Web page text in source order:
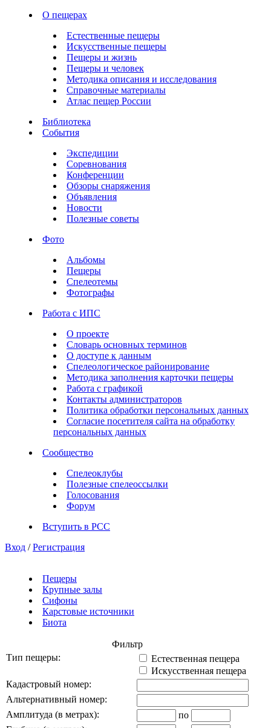
О пещерах
Естественные пещеры
Искусственные пещеры
Пещеры и жизнь
Пещеры и человек
Методика описания и исследования
Справочные материалы
Атлас пещер России
Библиотека
События
Экспедиции
Соревнования
Конференции
Обзоры снаряжения
Объявления
Новости
Полезные советы
Фото
Альбомы
Пещеры
Спелеотемы
Фотографы
Работа с ИПС
О проекте
Словарь основных терминов
О доступе к данным
Спелеологическое районирование
Методика заполнения карточки пещеры
Работа с графикой
Контакты администраторов
Политика обработки персональных данных
Согласие посетителя сайта на обработку
персональных данных
Сообщество
Спелеоклубы
Полезные спелеоссылки
Голосования
Форум
Вступить в РСС
Вход / Регистрация
Пещеры
Крупные залы
Сифоны
Карстовые источники
Биота
Фильтр
Тип пещеры:
Естественная пещера
Искусственная пещера
Кадастровый номер:
Альтернативный номер:
Амплитуда (в метрах):
по